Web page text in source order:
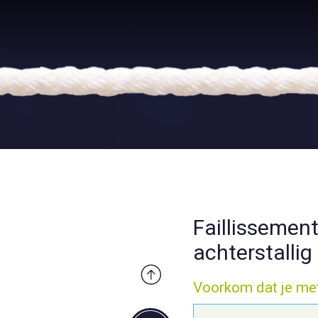
achterstallig
Voorkom dat je